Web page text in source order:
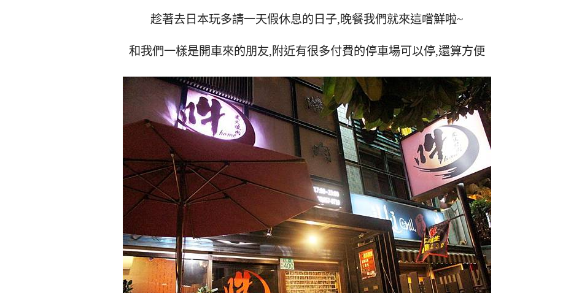
趁著去日本玩多請一天假休息的日子,晚餐我們就來這嚐鮮啦~
和我們一樣是開車來的朋友,附近有很多付費的停車場可以停,還算方便